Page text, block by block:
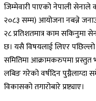
जिम्मेवारी पाएको नेपाली
२०८३ सम्म) आयोजना नबन्ने
२८ प्रतिशतमात्र काम
छ। यसै विषयलाई लिएर पछिल्लो
समितिमा आक्रामकरुपमा प्रस्तुत
लबिङ गरेको वर्षदिन पुग्नैलाग्दा
विकासको तगारोबारे प्रष्ट्याए।